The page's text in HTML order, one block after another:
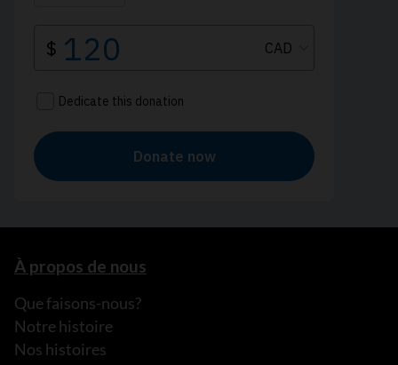
À propos de nous
Que faisons-nous?
Notre histoire
Nos histoires